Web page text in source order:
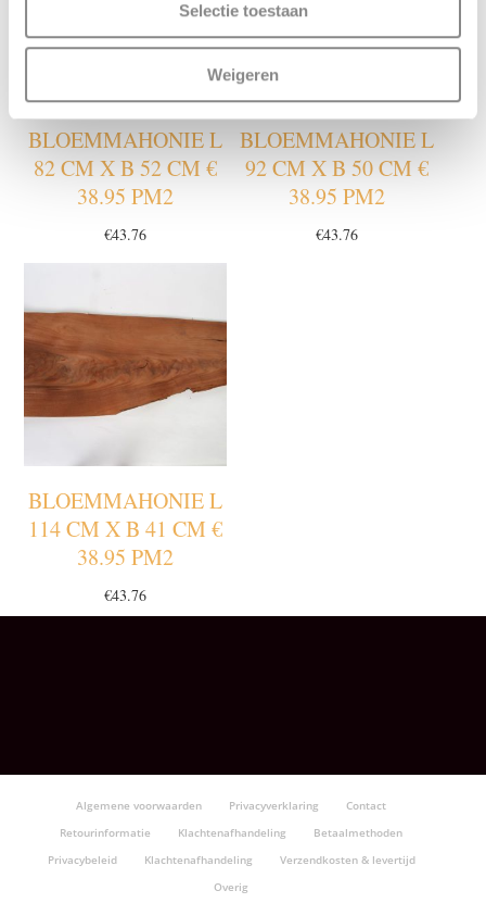
Selectie toestaan
Weigeren
BLOEMMAHONIE L
82 CM X B 52 CM €
38.95 PM2
€43.76
BLOEMMAHONIE L
92 CM X B 50 CM €
38.95 PM2
€43.76
BLOEMMAHONIE L
114 CM X B 41 CM €
38.95 PM2
€43.76
Algemene voorwaarden Privacyverklaring
Contact
Retourinformatie
Klachtenafhandeling
Betaalmethoden
Privacybeleid
Klachtenafhandeling
Verzendkosten & levertijd
Overig